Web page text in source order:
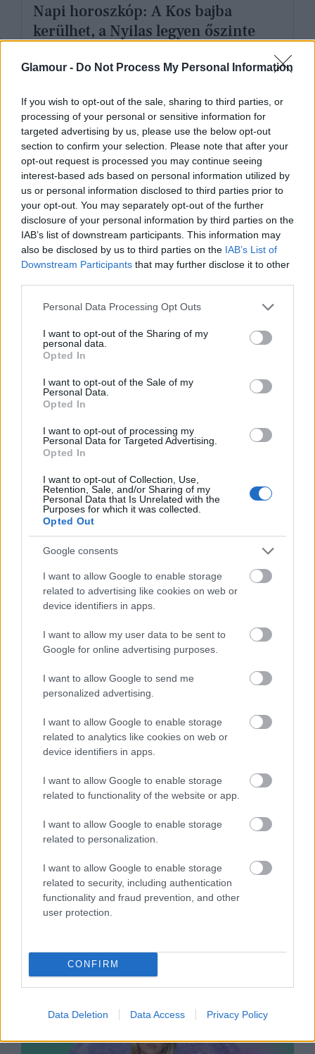
Glamour - Do Not Process My Personal Information
If you wish to opt-out of the sale, sharing to third parties, or
processing of your personal or sensitive information for
targeted advertising by us, please use the below opt-out
section to confirm your selection. Please note that after your
opt-out request is processed you may continue seeing
interest-based ads based on personal information utilized by
us or personal information disclosed to third parties prior to
your opt-out. You may separately opt-out of the further
disclosure of your personal information by third parties on the
IAB’s list of downstream participants. This information may
also be disclosed by us to third parties on the IAB’s List of
Downstream Participants that may further disclose it to other
Please note that this website/app uses one or more Google
not limited to your visit or usage behaviour. You may click to
grant or deny consent to Google and its third-party tags to
use your data for below specified purposes in below Google
consent section.
Personal Data Processing Opt Outs
I want to opt-out of the Sharing of my
personal data.
Opted In
I want to opt-out of the Sale of my
Personal Data.
Opted In
I want to opt-out of processing my
Personal Data for Targeted Advertising.
Opted In
I want to opt-out of Collection, Use,
Retention, Sale, and/or Sharing of my
Personal Data that Is Unrelated with the
Purposes for which it was collected.
Opted Out
Google consents
I want to allow Google to enable storage
related to advertising like cookies on web or
device identifiers in apps.
I want to allow my user data to be sent to
Google for online advertising purposes.
I want to allow Google to send me
personalized advertising.
I want to allow Google to enable storage
related to analytics like cookies on web or
device identifiers in apps.
I want to allow Google to enable storage
related to functionality of the website or app.
I want to allow Google to enable storage
related to personalization.
I want to allow Google to enable storage
related to security, including authentication
functionality and fraud prevention, and other
user protection.
CONFIRM
Data Deletion Data Access Privacy Policy
Napi horoszkóp: A Kos bajba
kerülhet, a Nyilas legyen őszinte
SZTÁRHÍREK
Napi horoszkóp: A Skorpió
párkapcsolata fellendülhet, a Nyilas
keresi a kalandokat december 31-
én
Napi horoszkóp: A Rák legyen
kiadásait december 30-án
GLAMOUR HOROSZKÓP
Napi horoszkóp: A Mérleg kerülje a
lehetőséget kaphat december 29-én